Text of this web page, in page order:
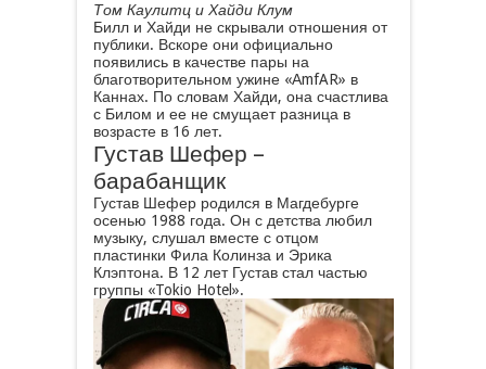
Том Каулитц и Хайди Клум
Билл и Хайди не скрывали отношения от
публики. Вскоре они официально
появились в качестве пары на
благотворительном ужине «АmfAR» в
Каннах. По словам Хайди, она счастлива
с Билом и ее не смущает разница в
возрасте в 16 лет.
Густав Шефер –
барабанщик
Густав Шефер родился в Магдебурге
осенью 1988 года. Он с детства любил
музыку, слушал вместе с отцом
пластинки Фила Колинза и Эрика
Клэптона. В 12 лет Густав стал частью
группы «Tokio Hotel».